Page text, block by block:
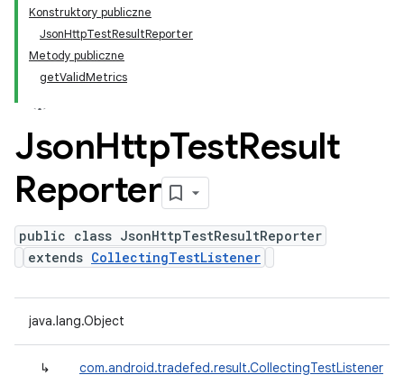
Konstruktory publiczne
JsonHttpTestResultReporter
Metody publiczne
getValidMetrics
JsonHttpTestResult
Reporter
public class JsonHttpTestResultReporter
extends CollectingTestListener
java.lang.Object
↳ com.android.tradefed.result.CollectingTestListener